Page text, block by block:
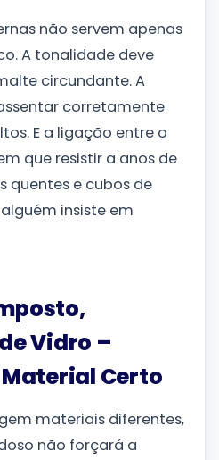
não servem apenas
A tonalidade deve
circundante. A
corretamente
E a ligação entre o
que resistir a anos de
quentes e cubos de
insiste em
Vidro –
Certo
materiais diferentes,
não forçará a